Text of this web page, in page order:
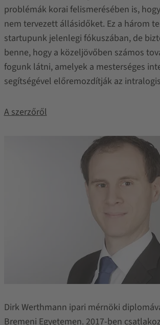
problémák korai felismerésében is,
nem tervezett állásidőket. Ez a három
startupunk jelenlegi fókuszában, de
benne, hogy a közeljövőben számos
fogunk látni, amelyek a mesterséges
segítségével előremozdítják az
A szerzőről
Dirk Werthmann ipari mérnöki
Bremeni Egyetemen. 2017-ben